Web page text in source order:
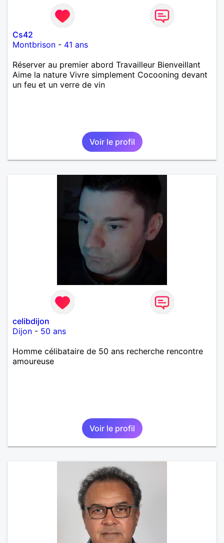
Cs42
Montbrison - 41 ans
Réserver au premier abord Travailleur Bienveillant
Aime la nature Vivre simplement Cocooning devant
un feu et un verre de vin
Voir le profil
celibdijon
Dijon - 50 ans
Homme célibataire de 50 ans recherche rencontre
amoureuse
Voir le profil